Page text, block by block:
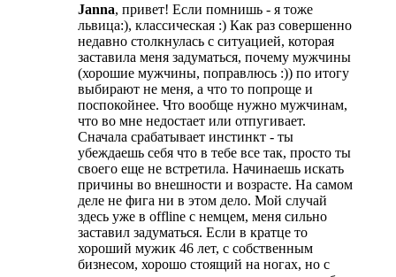
Janna, привет! Если помнишь - я тоже
львица:), классическая :) Как раз совершенно
недавно столкнулась с ситуацией, которая
заставила меня задуматься, почему мужчины
(хорошие мужчины, поправлюсь :)) по итогу
выбирают не меня, а что то попроще и
поспокойнее. Что вообще нужно мужчинам,
что во мне недостает или отпугивает.
Сначала срабатывает инстинкт - ты
убеждаешь себя что в тебе все так, просто ты
своего еще не встретила. Начинаешь искать
причины во внешности и возрасте. На самом
деле не фига ни в этом дело. Мой случай
здесь уже в offline с немцем, меня сильно
заставил задуматься. Если в кратце то
хороший мужик 46 лет, с собственным
бизнесом, хорошо стоящий на ногах, но с